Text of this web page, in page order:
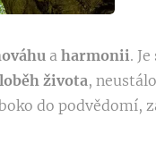
a harmonii.
života,
do podvědomí,